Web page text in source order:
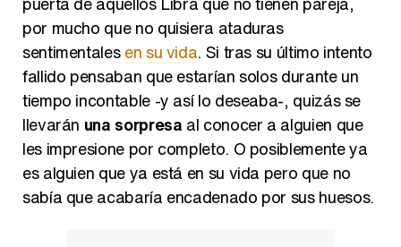
por mucho que no quisiera ataduras
sentimentalesen su vida. Si tras su último intento
fallido pensaban que estarían solos durante un
tiempo incontable -y así lo deseaba-, quizás se
llevaránuna sorpresaal conocer a alguien que
les impresione por completo. O posiblemente ya
es alguien que ya está en su vida pero que no
sabía que acabaría encadenado por sus huesos.